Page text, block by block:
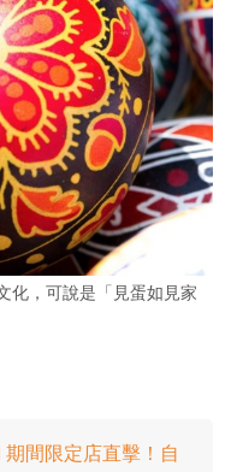
化，可說是「見蛋如見家
間限定店直擊！自